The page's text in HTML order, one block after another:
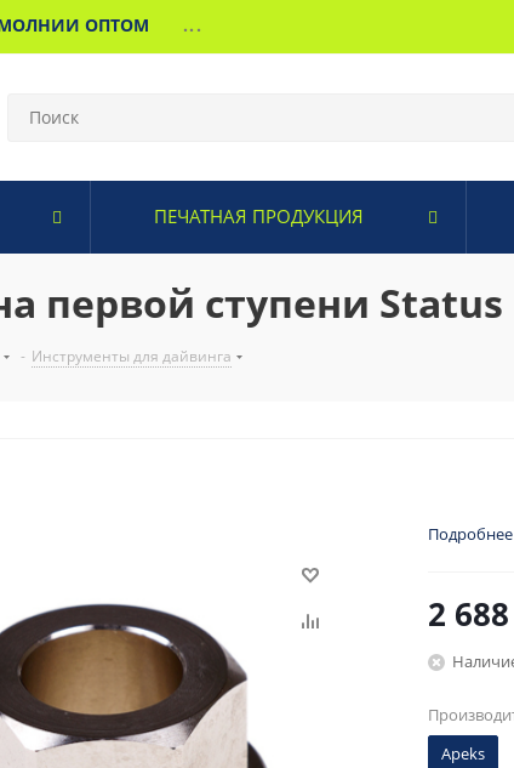
ОПТОМ ...
ПЕЧАТНАЯ ПРОДУКЦИЯ
первой ступени Status
- Инструменты для дайвинга
Подробнее
2 688
Apeks